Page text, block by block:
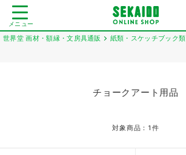
メニュー
世界堂 画材・額縁・文房具通販 紙類・スケッチブック類
チョークアート用品
対象商品： 1 件